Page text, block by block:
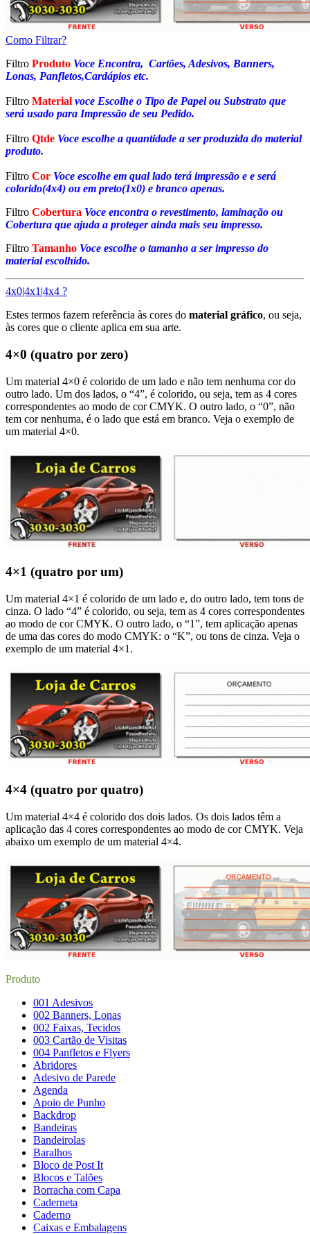
Como Filtrar?
Filtro Produto Voce Encontra, Cartões, Adesivos, Banners,
Lonas, Panfletos,Cardápios etc.
Filtro Material voce Escolhe o Tipo de Papel ou Substrato que
será usado para Impressão de seu Pedido.
Filtro Qtde Voce escolhe a quantidade a ser produzida do material
produto.
Filtro Cor Voce escolhe em qual lado terá impressão e e será
colorido(4x4) ou em preto(1x0) e branco apenas.
Filtro Cobertura Voce encontra o revestimento, laminação ou
Cobertura que ajuda a proteger ainda mais seu impresso.
Filtro Tamanho Voce escolhe o tamanho a ser impresso do
material escolhido.
4x0|4x1|4x4 ?
Estes termos fazem referência às cores do material gráfico, ou seja,
às cores que o cliente aplica em sua arte.
4×0 (quatro por zero)
Um material 4×0 é colorido de um lado e não tem nenhuma cor do
outro lado. Um dos lados, o “4”, é colorido, ou seja, tem as 4 cores
correspondentes ao modo de cor CMYK. O outro lado, o “0”, não
tem cor nenhuma, é o lado que está em branco. Veja o exemplo de
um material 4×0.
4×1 (quatro por um)
Um material 4×1 é colorido de um lado e, do outro lado, tem tons de
cinza. O lado “4” é colorido, ou seja, tem as 4 cores correspondentes
ao modo de cor CMYK. O outro lado, o “1”, tem aplicação apenas
de uma das cores do modo CMYK: o “K”, ou tons de cinza. Veja o
exemplo de um material 4×1.
4×4 (quatro por quatro)
Um material 4×4 é colorido dos dois lados. Os dois lados têm a
aplicação das 4 cores correspondentes ao modo de cor CMYK. Veja
abaixo um exemplo de um material 4×4.
Produto
001 Adesivos
002 Banners, Lonas
002 Faixas, Tecidos
003 Cartão de Visitas
004 Panfletos e Flyers
Abridores
Adesivo de Parede
Agenda
Apoio de Punho
Backdrop
Bandeiras
Bandeirolas
Baralhos
Bloco de Post It
Blocos e Talões
Borracha com Capa
Caderneta
Caderno
Caixas e Embalagens